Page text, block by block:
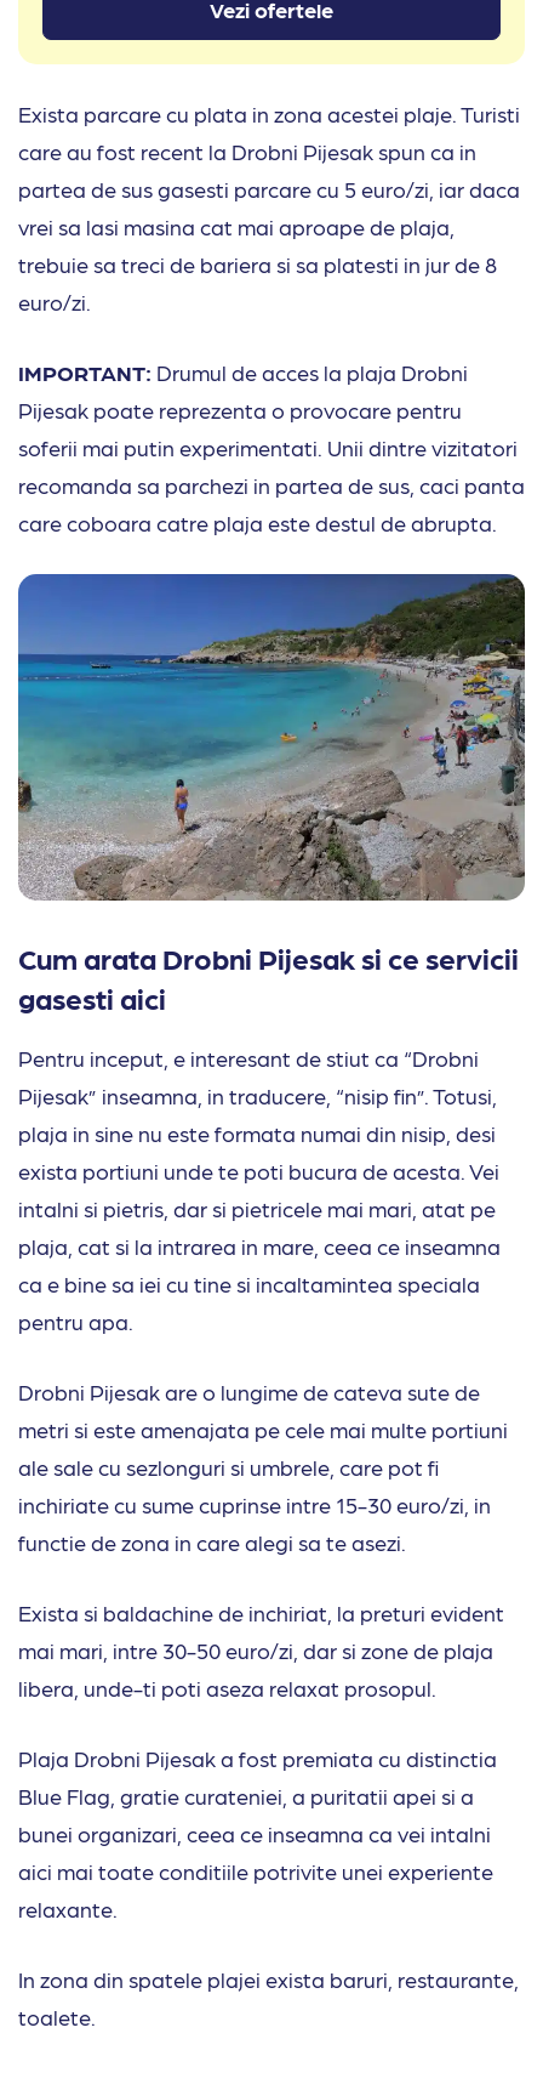
Vezi ofertele
Exista parcare cu plata in zona acestei plaje. Turisti
care au fost recent la Drobni Pijesak spun ca in
partea de sus gasesti parcare cu 5 euro/zi, iar daca
vrei sa lasi masina cat mai aproape de plaja,
trebuie sa treci de bariera si sa platesti in jur de 8
euro/zi.
IMPORTANT: Drumul de acces la plaja Drobni
Pijesak poate reprezenta o provocare pentru
soferii mai putin experimentati. Unii dintre vizitatori
recomanda sa parchezi in partea de sus, caci panta
care coboara catre plaja este destul de abrupta.
Cum arata Drobni Pijesak si ce servicii
gasesti aici
Pentru inceput, e interesant de stiut ca “Drobni
Pijesak” inseamna, in traducere, “nisip fin”. Totusi,
plaja in sine nu este formata numai din nisip, desi
exista portiuni unde te poti bucura de acesta. Vei
intalni si pietris, dar si pietricele mai mari, atat pe
plaja, cat si la intrarea in mare, ceea ce inseamna
ca e bine sa iei cu tine si incaltamintea speciala
pentru apa.
Drobni Pijesak are o lungime de cateva sute de
metri si este amenajata pe cele mai multe portiuni
ale sale cu sezlonguri si umbrele, care pot fi
inchiriate cu sume cuprinse intre 15-30 euro/zi, in
functie de zona in care alegi sa te asezi.
Exista si baldachine de inchiriat, la preturi evident
mai mari, intre 30-50 euro/zi, dar si zone de plaja
libera, unde-ti poti aseza relaxat prosopul.
Plaja Drobni Pijesak a fost premiata cu distinctia
Blue Flag, gratie curateniei, a puritatii apei si a
bunei organizari, ceea ce inseamna ca vei intalni
aici mai toate conditiile potrivite unei experiente
relaxante.
In zona din spatele plajei exista baruri, restaurante,
toalete.